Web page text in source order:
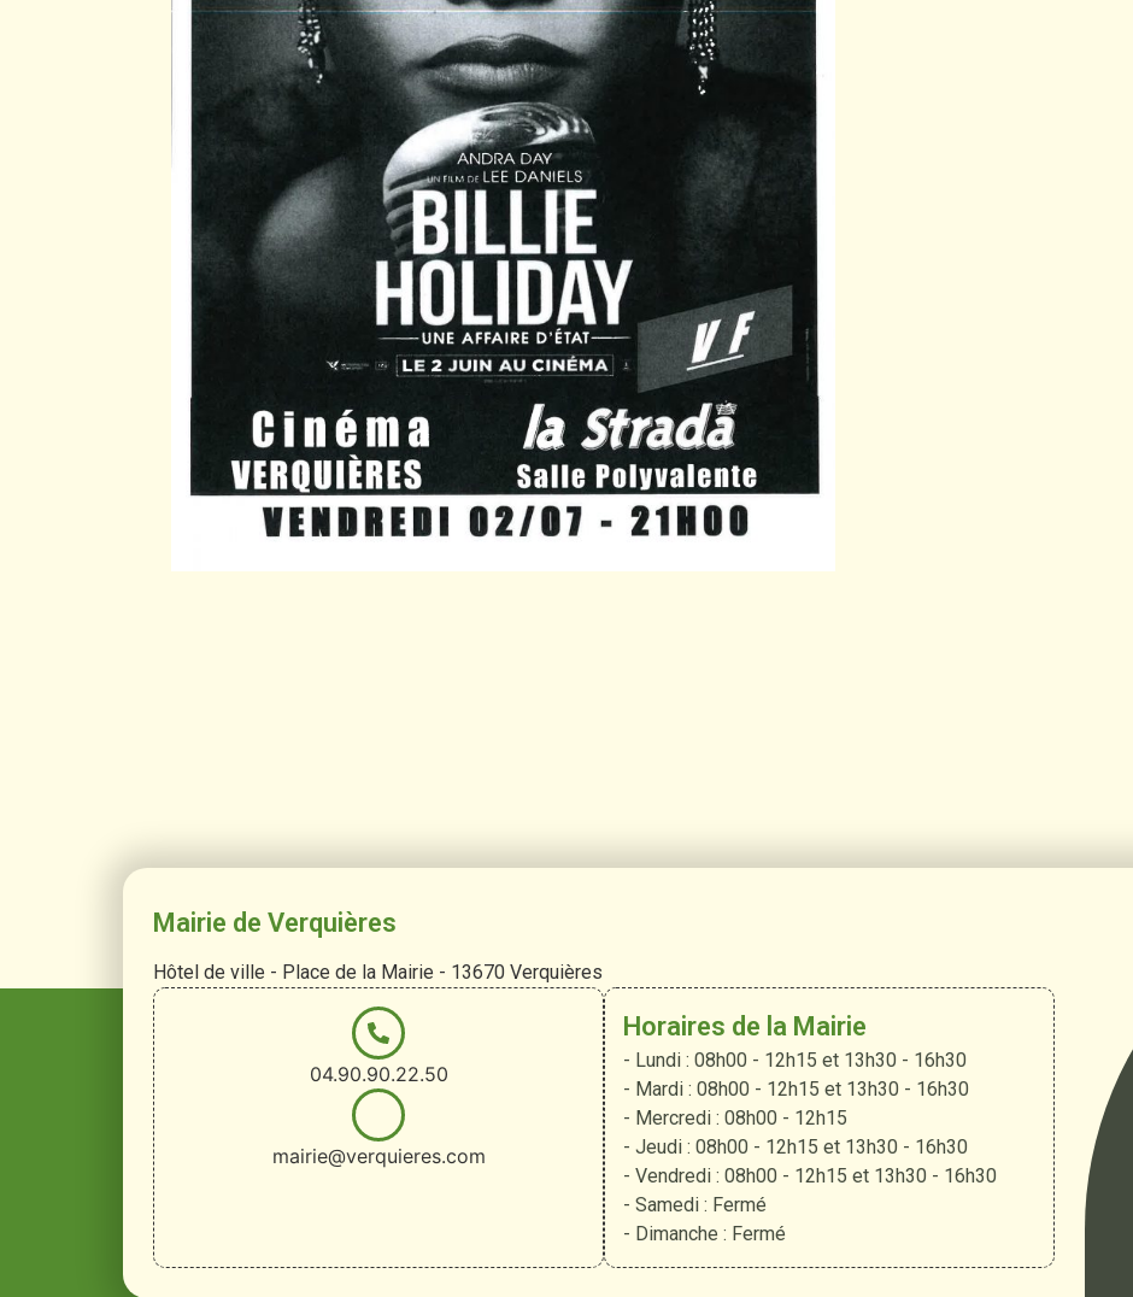
Mairie de Verquières
Hôtel de ville - Place de la Mairie - 13670 Verquières
04.90.90.22.50
mairie@verquieres.com
Horaires de la Mairie
- Lundi : 08h00 - 12h15 et 13h30 - 16h30
- Mardi : 08h00 - 12h15 et 13h30 - 16h30
- Mercredi : 08h00 - 12h15
- Jeudi : 08h00 - 12h15 et 13h30 - 16h30
- Vendredi : 08h00 - 12h15 et 13h30 - 16h30
- Samedi : Fermé
- Dimanche : Fermé